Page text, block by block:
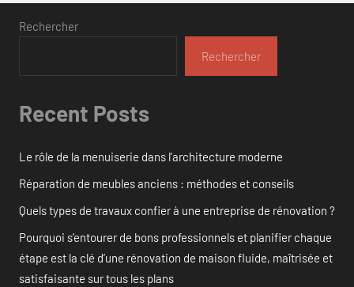
Rechercher
Rechercher
Recent Posts
Le rôle de la menuiserie dans l’architecture moderne
Réparation de meubles anciens : méthodes et conseils
Quels types de travaux confier à une entreprise de rénovation ?
Pourquoi s’entourer de bons professionnels et planifier chaque
étape est la clé d’une rénovation de maison fluide, maîtrisée et
satisfaisante sur tous les plans